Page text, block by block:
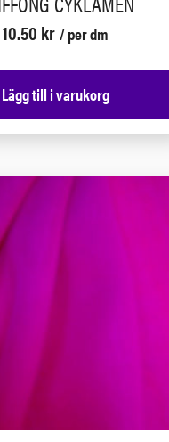
10.50 kr / per dm
Lägg till i varukorg